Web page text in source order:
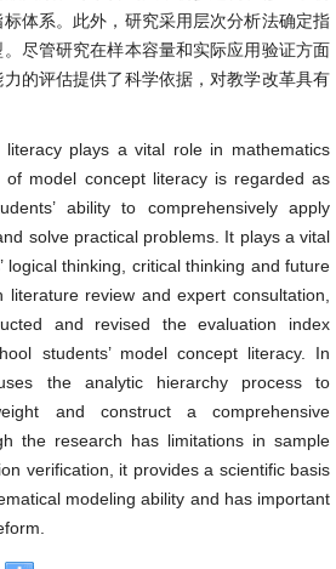
体系。此外，研究采用层次分析法确定指
尽管研究在样本容量和实际应用验证方面
的评估提供了科学依据，对教学改革具有
literacy plays a vital role in mathematics
of model concept literacy is regarded as
ability to comprehensively apply
solve practical problems. It plays a vital
logical thinking, critical thinking and future
literature review and expert consultation,
and revised the evaluation index
students’ model concept literacy. In
the analytic hierarchy process to
and construct a comprehensive
the research has limitations in sample
verification, it provides a scientific basis
modeling ability and has important